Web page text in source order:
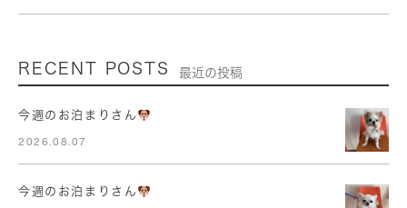
RECENT POSTS 最近の投稿
今週のお泊まりさん
2026.08.07
今週のお泊まりさん